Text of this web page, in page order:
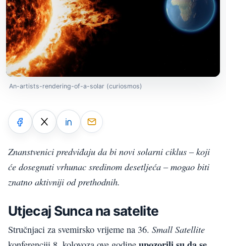
An-artists-rendering-of-a-solar (curiosmos)
Znanstvenici predviđaju da bi novi solarni ciklus – koji
će dosegnuti vrhunac sredinom desetljeća – mogao biti
znatno aktivniji od prethodnih.
Utjecaj Sunca na satelite
Stručnjaci za svemirsko vrijeme na 36. Small Satellite